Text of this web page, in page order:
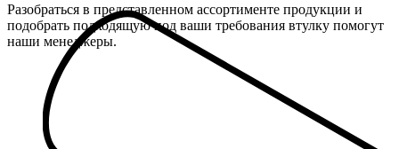
Разобраться в представленном ассортименте продукции и
подобрать подходящую под ваши требования втулку помогут
наши менеджеры.